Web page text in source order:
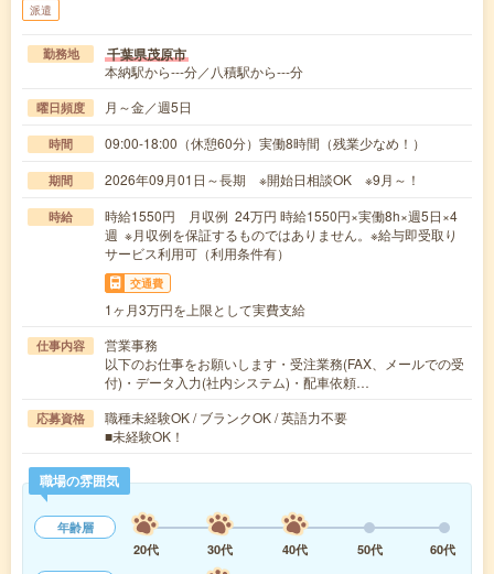
派遣
勤務地 千葉県茂原市
本納駅から---分／八積駅から---分
曜日頻度 月～金／週5日
時間 09:00-18:00（休憩60分）実働8時間（残業少なめ！）
期間 2026年09月01日～長期 ※開始日相談OK ※9月～！
時給
時給1550円 月収例 24万円 時給1550円×実働8h×週5日×4
週 ※月収例を保証するものではありません。※給与即受取り
サービス利用可（利用条件有）
交通費
1ヶ月3万円を上限として実費支給
仕事内容
営業事務
以下のお仕事をお願いします・受注業務(FAX、メールでの受
付)・データ入力(社内システム)・配車依頼…
応募資格
職種未経験OK / ブランクOK / 英語力不要
■未経験OK！
職場の雰囲気
年齢層
20代
30代 40代 50代
60代